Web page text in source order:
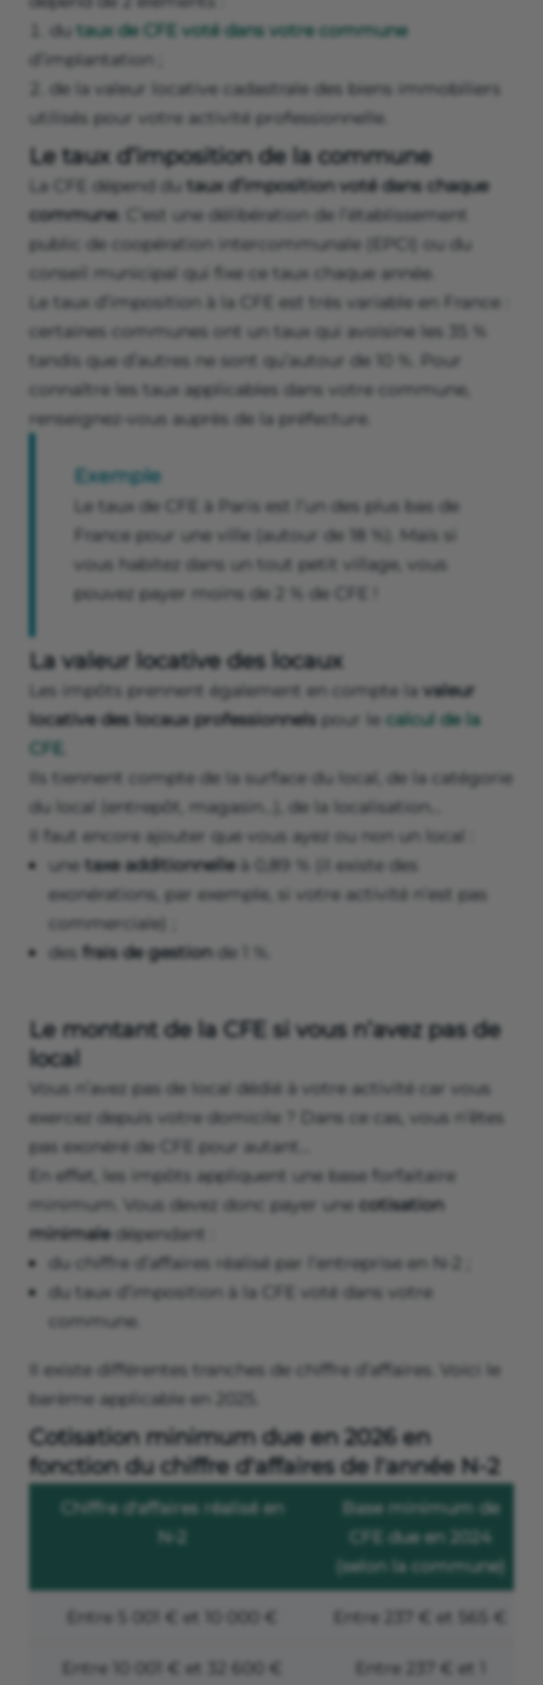
du taux de CFE voté dans votre commune
d’implantation ;
de la valeur locative cadastrale des biens immobiliers
utilisés pour votre activité professionnelle.
Le taux d’imposition de la commune
La CFE dépend du taux d’imposition voté dans chaque
commune. C’est une délibération de l’établissement
public de coopération intercommunale (EPCI) ou du
conseil municipal qui fixe ce taux chaque année.
Le taux d’imposition à la CFE est très variable en France :
certaines communes ont un taux qui avoisine les 35 %
tandis que d’autres ne sont qu’autour de 10 %. Pour
connaître les taux applicables dans votre commune,
renseignez-vous auprès de la préfecture.
Exemple
Le taux de CFE à Paris est l’un des plus bas de
France pour une ville (autour de 18 %). Mais si
vous habitez dans un tout petit village, vous
pouvez payer moins de 2 % de CFE !
La valeur locative des locaux
Les impôts prennent également en compte la valeur
locative des locaux professionnels pour le calcul de la
CFE
Ils tiennent compte de la surface du local, de la catégorie
du local (entrepôt, magasin…), de la localisation…
Il faut encore ajouter que vous ayez ou non un local :
une taxe additionnelleà 0,89 % (il existe des
exonérations, par exemple, si votre activité n’est pas
commerciale) ;
des frais de gestionde 1 %.
Le montant de la CFE si vous n’avez pas de
local
Vous n’avez pas de local dédié à votre activité car vous
exercez depuis votre domicile ? Dans ce cas, vous n’êtes
pas exonéré de CFE pour autant…
En effet, les impôts appliquent une base forfaitaire
minimum. Vous devez donc payer une cotisation
minimale dépendant :
du chiffre d’affaires réalisé par l’entreprise en N-2 ;
du taux d’imposition à la CFE voté dans votre
commune.
Il existe différentes tranches de chiffre d’affaires. Voici le
barème applicable en 2025.
Cotisation minimum due en 2026 en
fonction du chiffre d'affaires de l'année N-2
Chiffre d'affaires réalisé en
N-2
Base minimum de
CFE due en 2024
(selon la commune)
Entre 5 001 € et 10 000 € Entre 237 € et 565 €
Entre 10 001 € et 32 600 € Entre 237 € et